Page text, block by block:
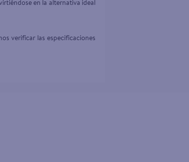
en la alternativa ideal
verificar las especificaciones